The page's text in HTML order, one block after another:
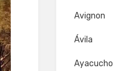
Avignon
Ávila
Ayacucho